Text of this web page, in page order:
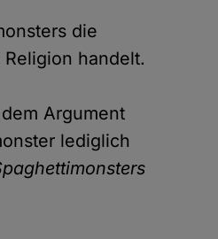
die
handelt.
Argument
lediglich